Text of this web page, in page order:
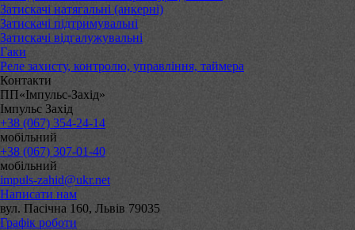
Затискачі натягальні (анкерні)
Затискачі підтримувальні
Затискачі відгалужувальні
Гаки
Реле захисту, контролю, управління, таймера
Контакти
ПП«Імпульс-Захід»
Імпульс Захід
+38 (067) 354-24-14
мобільний
+38 (067) 307-01-40
мобільний
impuls-zahid@ukr.net
Написати нам
вул. Пасічна 160, Львів 79035
Графік роботи